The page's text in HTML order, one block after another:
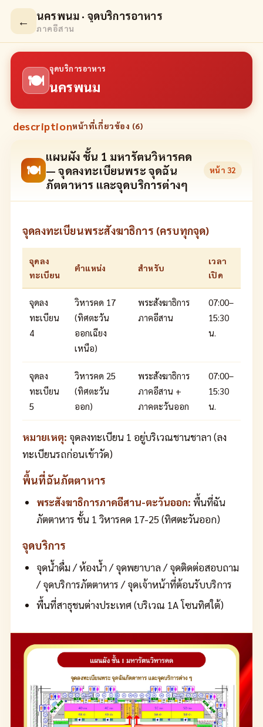
← นครพนม · จุดบริการอาหาร
ภาคอีสาน
🍽
จุดบริการอาหาร
นครพนม
descriptionหน้าที่เกี่ยวข้อง (6)
🍽
แผนผัง ชั้น 1 มหารัตนวิหารคด
— จุดลงทะเบียนพระ จุดฉัน
ภัตตาหาร และจุดบริการต่างๆ
หน้า 32
จุดลงทะเบียนพระสังฆาธิการ (ครบทุกจุด)
จุดลง
ทะเบียน
ตำแหน่ง สำหรับ
เวลา
เปิด
จุดลง
ทะเบียน
4
วิหารคด 17
(ทิศตะวัน
ออกเฉียง
เหนือ)
พระสังฆาธิการ
ภาคอีสาน
07:00–
15:30
น.
จุดลง
ทะเบียน
5
วิหารคด 25
(ทิศตะวัน
ออก)
พระสังฆาธิการ
ภาคอีสาน +
ภาคตะวันออก
07:00–
15:30
น.
หมายเหตุ: จุดลงทะเบียน 1 อยู่บริเวณชานชาลา (ลง
ทะเบียนรถก่อนเข้าวัด)
พื้นที่ฉันภัตตาหาร
พระสังฆาธิการภาคอีสาน-ตะวันออก: พื้นที่ฉัน
ภัตตาหาร ชั้น 1 วิหารคด 17-25 (ทิศตะวันออก)
จุดบริการ
จุดน้ำดื่ม / ห้องน้ำ / จุดพยาบาล / จุดติดต่อสอบถาม
/ จุดบริการภัตตาหาร / จุดเจ้าหน้าที่ต้อนรับบริการ
พื้นที่สาธุชนต่างประเทศ (บริเวณ 1A โซนทิศใต้)